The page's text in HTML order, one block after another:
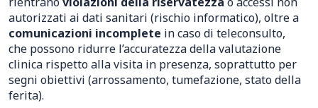
autorizzati ai dati sanitari (rischio informatico), oltre a
comunicazioni incomplete in caso di teleconsulto,
che possono ridurre l’accuratezza della valutazione
clinica rispetto alla visita in presenza, soprattutto per
segni obiettivi (arrossamento, tumefazione, stato della
ferita).